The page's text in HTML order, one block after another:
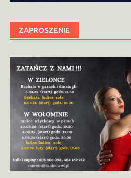
ZAPROSZENIE